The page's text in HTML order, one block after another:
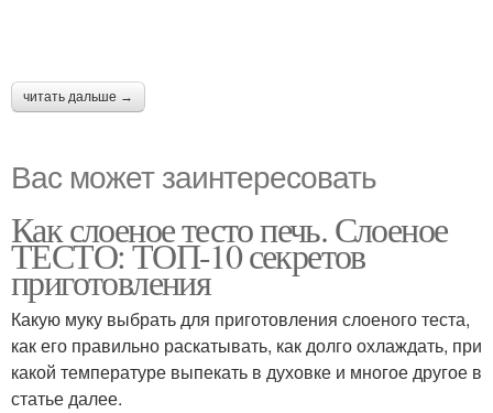
читать дальше →
Вас может заинтересовать
Как слоеное тесто печь. Слоеное
ТЕСТО: ТОП-10 секретов
приготовления
Какую муку выбрать для приготовления слоеного теста,
как его правильно раскатывать, как долго охлаждать, при
какой температуре выпекать в духовке и многое другое в
статье далее.